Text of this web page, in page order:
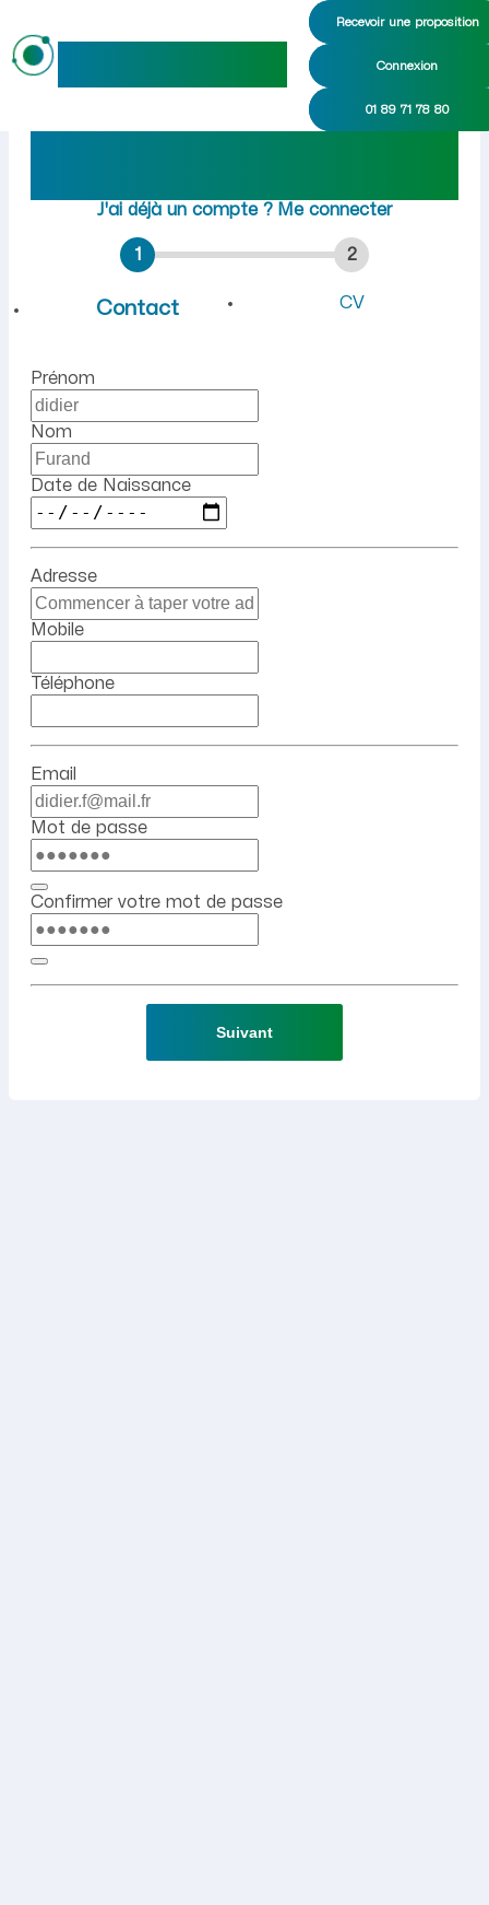
Recevoir une proposition
Connexion
01 89 71 78 80
Emploi à Nauroy (Aisne) :
Rejoindre maideoà
J'ai déjà un compte ? Me connecter
1
Contact
2
CV
Prénom
Nom
Date de Naissance
Adresse
Mobile
Téléphone
Email
Mot de passe
Confirmer votre mot de passe
Suivant